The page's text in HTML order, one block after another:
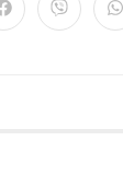
Відкрити
в
Відкрити
в в